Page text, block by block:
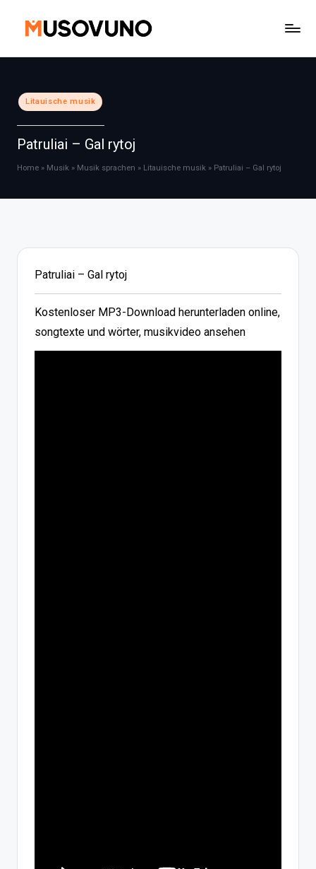
Posted
in
Litauische musik
Patruliai – Gal rytoj
Home » Musik » Musik sprachen » Litauische musik » Patruliai – Gal rytoj
Patruliai – Gal rytoj
Kostenloser MP3-Download herunterladen online,
songtexte und wörter, musikvideo ansehen